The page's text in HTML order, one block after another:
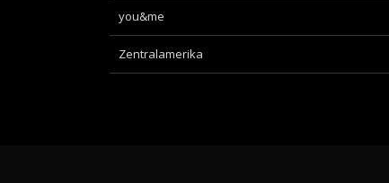
you&me
Zentralamerika